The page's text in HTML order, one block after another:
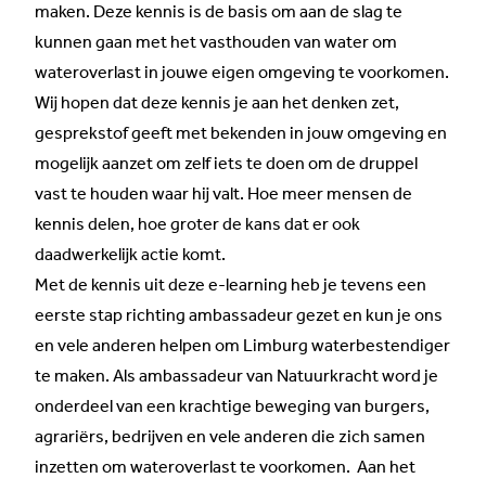
maken. Deze kennis is de basis om aan de slag te
kunnen gaan met het vasthouden van water om
wateroverlast in jouwe eigen omgeving te voorkomen.
Wij hopen dat deze kennis je aan het denken zet,
gesprekstof geeft met bekenden in jouw omgeving en
mogelijk aanzet om zelf iets te doen om de druppel
vast te houden waar hij valt. Hoe meer mensen de
kennis delen, hoe groter de kans dat er ook
daadwerkelijk actie komt.
Met de kennis uit deze e-learning heb je tevens een
eerste stap richting ambassadeur gezet en kun je ons
en vele anderen helpen om Limburg waterbestendiger
te maken. Als ambassadeur van Natuurkracht word je
onderdeel van een krachtige beweging van burgers,
agrariërs, bedrijven en vele anderen die zich samen
inzetten om wateroverlast te voorkomen. Aan het